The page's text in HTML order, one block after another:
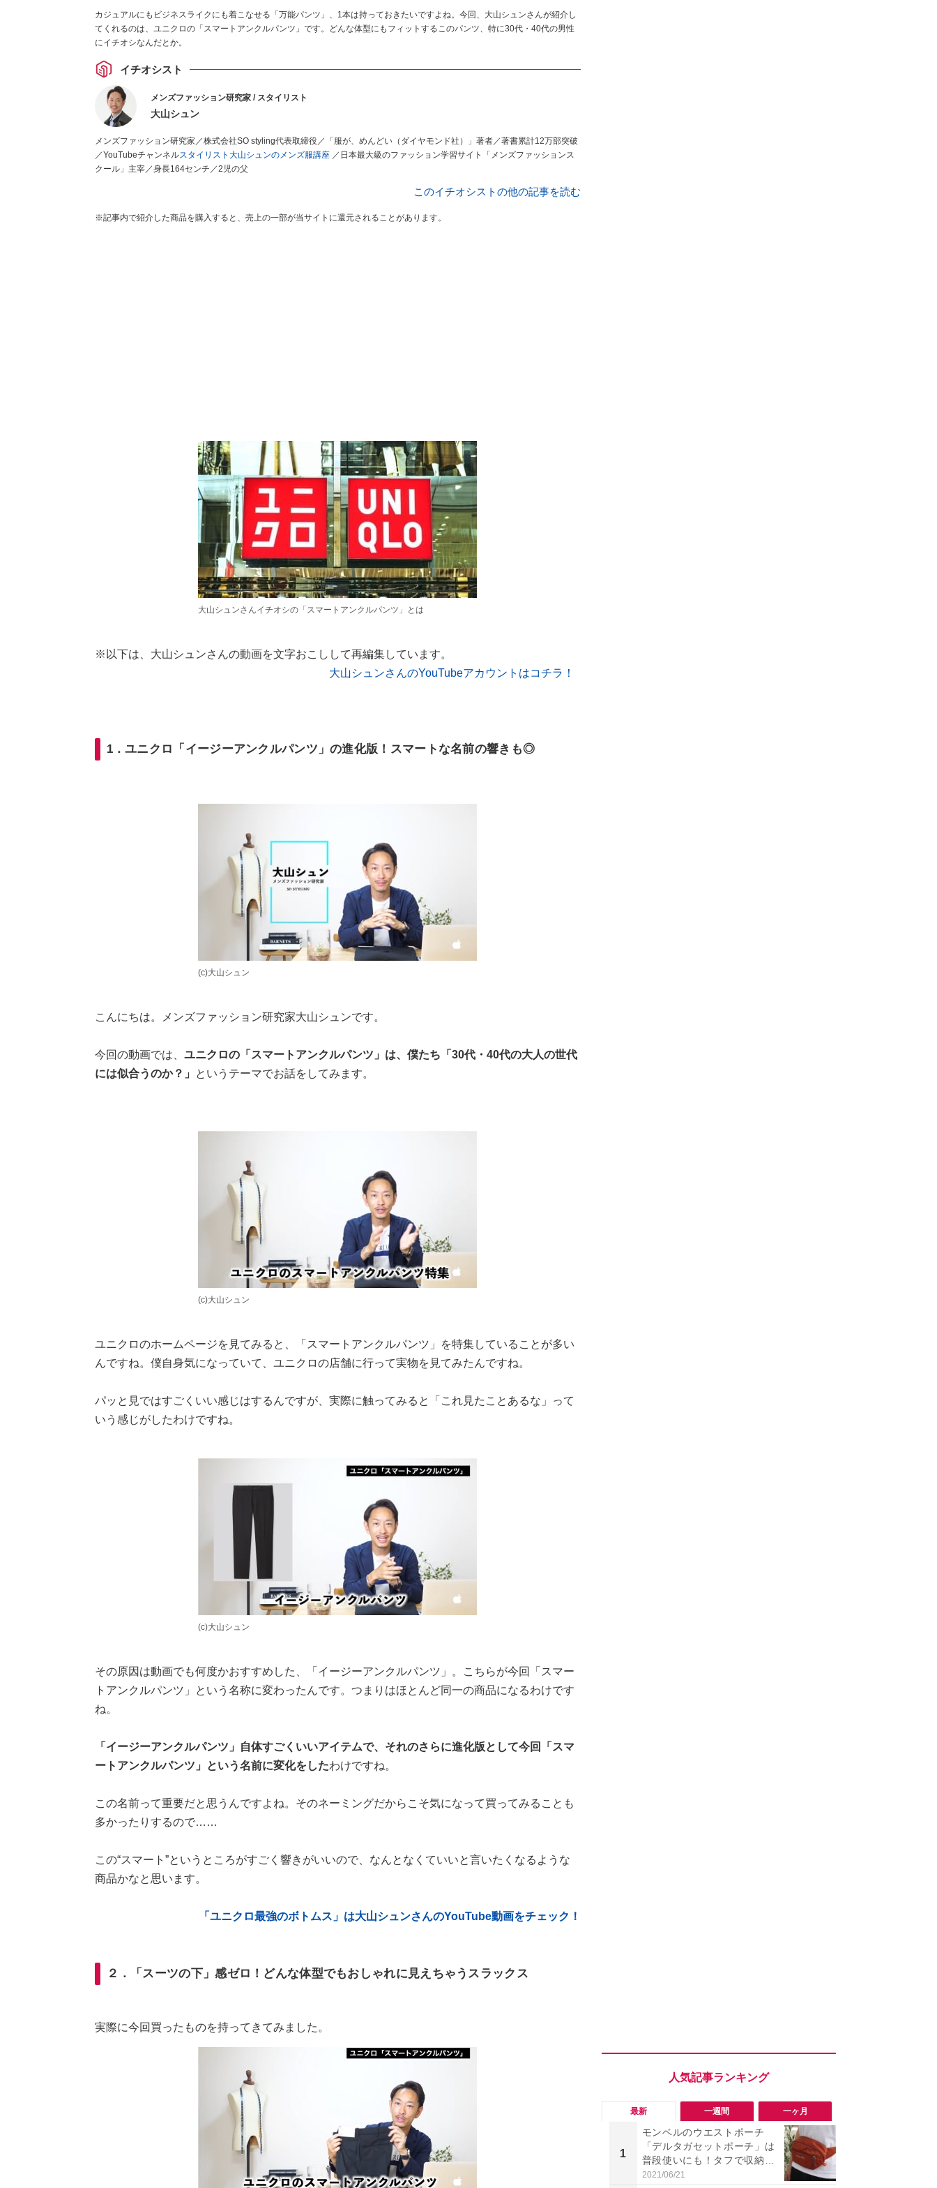
カジュアルにもビジネスライクにも着こなせる「万能パンツ」、1本は持っておきたいですよね。今回、大山シュンさんが紹介し
てくれるのは、ユニクロの「スマートアンクルパンツ」です。どんな体型にもフィットするこのパンツ、特に30代・40代の男性
にイチオシなんだとか。
イチオシスト
メンズファッション研究家 / スタイリスト
大山シュン
メンズファッション研究家／株式会社SO styling代表取締役／「服が、めんどい（ダイヤモンド社）」著者／著書累計12万部突破
／YouTubeチャンネルスタイリスト大山シュンのメンズ服講座 ／日本最大級のファッション学習サイト「メンズファッションス
クール」主宰／身長164センチ／2児の父
このイチオシストの他の記事を読む
※記事内で紹介した商品を購入すると、売上の一部が当サイトに還元されることがあります。
大山シュンさんイチオシの「スマートアンクルパンツ」とは
※以下は、大山シュンさんの動画を文字おこしして再編集しています。
大山シュンさんのYouTubeアカウントはコチラ！
1．ユニクロ「イージーアンクルパンツ」の進化版！スマートな名前の響きも◎
(c)大山シュン
こんにちは。メンズファッション研究家大山シュンです。
今回の動画では、 ユニクロの「スマートアンクルパンツ」は、僕たち「30代・40代の大人の世代
には似合うのか？」
というテーマでお話をしてみます。
(c)大山シュン
ユニクロのホームページを見てみると、「スマートアンクルパンツ」を特集していることが多い
んですね。僕自身気になっていて、ユニクロの店舗に行って実物を見てみたんですね。
パッと見ではすごくいい感じはするんですが、実際に触ってみると「これ見たことあるな」って
いう感じがしたわけですね。
(c)大山シュン
その原因は動画でも何度かおすすめした、「イージーアンクルパンツ」。こちらが今回「スマー
トアンクルパンツ」という名称に変わったんです。つまりはほとんど同一の商品になるわけです
ね。
「イージーアンクルパンツ」自体すごくいいアイテムで、それのさらに進化版として今回「スマ
ートアンクルパンツ」という名前に変化をしたわけですね。
この名前って重要だと思うんですよね。そのネーミングだからこそ気になって買ってみることも
多かったりするので……
この“スマート”というところがすごく響きがいいので、なんとなくていいと言いたくなるような
商品かなと思います。
「ユニクロ最強のボトムス」は大山シュンさんのYouTube動画をチェック！
２．「スーツの下」感ゼロ！どんな体型でもおしゃれに見えちゃうスラックス
実際に今回買ったものを持ってきてみました。
最新 一週間 一ヶ月
1
モンベルのウエストポーチ
「デルタガセットポーチ」は
普段使いにも！タフで収納力
◎
2021/06/21